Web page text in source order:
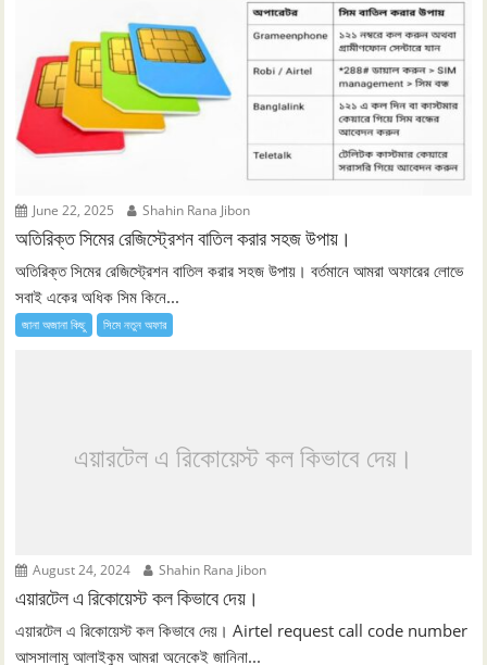
June 22, 2025 Shahin Rana Jibon
অতিরিক্ত সিমের রেজিস্ট্রেশন বাতিল করার সহজ উপায়।
অতিরিক্ত সিমের রেজিস্ট্রেশন বাতিল করার সহজ উপায়। বর্তমানে আমরা অফারের লোভে
সবাই একের অধিক সিম কিনে...
জানা অজানা কিছু সিমে নতুন ‍অফার
এয়ারটেল এ রিকোয়েস্ট কল কিভাবে দেয়।
August 24, 2024 Shahin Rana Jibon
এয়ারটেল এ রিকোয়েস্ট কল কিভাবে দেয়।
এয়ারটেল এ রিকোয়েস্ট কল কিভাবে দেয়। Airtel request call code number
আসসালামু আলাইকুম আমরা অনেকেই জানিনা...